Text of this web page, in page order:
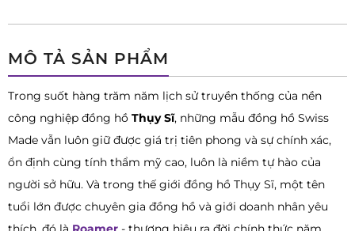
MÔ TẢ SẢN PHẨM
Trong suốt hàng trăm năm lịch sử truyền thống của nền
công nghiệp đồng hồ Thụy Sĩ, những mẫu đồng hồ Swiss
Made vẫn luôn giữ được giá trị tiên phong và sự chính xác,
ổn định cùng tính thẩm mỹ cao, luôn là niềm tự hào của
người sở hữu. Và trong thế giới đồng hồ Thụy Sĩ, một tên
tuổi lớn được chuyên gia đồng hồ và giới doanh nhân yêu